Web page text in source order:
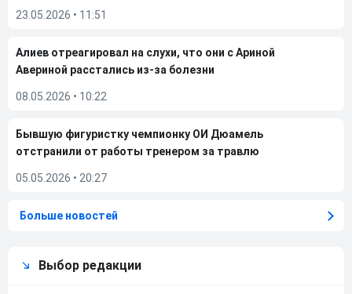
23.05.2026 • 11:51
Алиев отреагировал на слухи, что они с Ариной
Авериной расстались из-за болезни
08.05.2026 • 10:22
Бывшую фигуристку чемпионку ОИ Дюамель
отстранили от работы тренером за травлю
05.05.2026 • 20:27
Больше новостей
Выбор редакции